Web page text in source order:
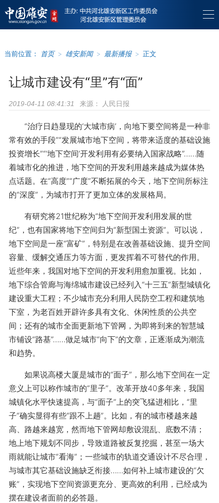
当前位置： 首页 > 雄安新闻 > 最新播报 > 正文
让城市建设有“里”有“面”
2019-04-11 08:41:31 来源： 人民日报
“治疗日趋显现的‘大城市病’，向地下要空间将是一种非
常有效的手段”“发展城市地下空间，将带来适度的基础设施
投资增长”“‘地下空间’开发利用有必要纳入国家战略”……随
着城市化的推进，地下空间的开发利用越来越成为媒体热
点话题。在“高度”“广度”不断拓展的今天，地下空间所标注
的“深度”，为城市打开了更加立体的发展格局。
有研究将21世纪称为“地下空间开发利用发展的世
纪”，也有国家将地下空间归为“新型国土资源”。可以说，
地下空间是一座“富矿”，特别是在改善基础设施、提升空间
容量、缓解交通压力等方面，更发挥着不可替代的作用。
近些年来，我国对地下空间的开发利用愈加重视。比如，
地下综合管廊与海绵城市建设已经列入“十三五”新型城镇化
建设重大工程；不少城市充分利用人民防空工程和建筑地
下室，为老百姓开辟许多具有文化、休闲性质的公共空
间；还有的城市全面更新地下管网，为即将到来的智慧城
市铺设“路基”……做足城市“向下”的文章，正逐渐成为潮流
和趋势。
如果说高楼大厦是城市的“面子”，那么地下空间在一定
意义上可以称作城市的“里子”。改革开放40多年来，我国
城镇化水平快速提高，与“面子”上的突飞猛进相比，“里
子”确实显得有些“跟不上趟”。比如，有的城市楼越来越
高、路越来越宽，然而地下管网却敷设混乱、底数不清；
地上地下规划不同步，导致道路被反复挖掘，甚至一场大
雨就能让城市“看海”；一些城市的轨道交通设计不尽合理，
与城市其它基础设施缺乏衔接……如何补上城市建设的“欠
账”，实现地下空间资源更充分、更高效的利用，已经成为
摆在建设者面前的必答题。